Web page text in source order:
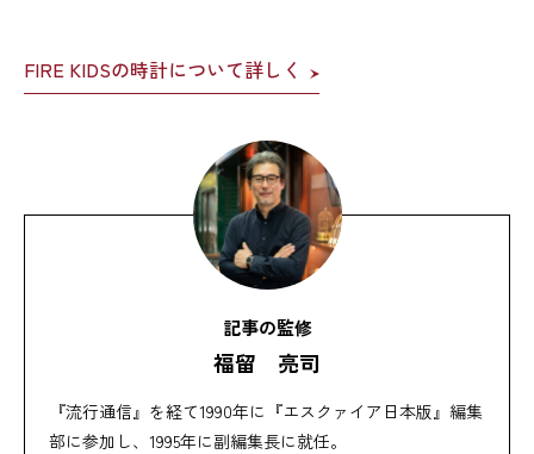
FIRE KIDSの時計について詳しく
記事の監修
福留 亮司
『流行通信』を経て1990年に『エスクァイア日本版』編集
部に参加し、1995年に副編集長に就任。